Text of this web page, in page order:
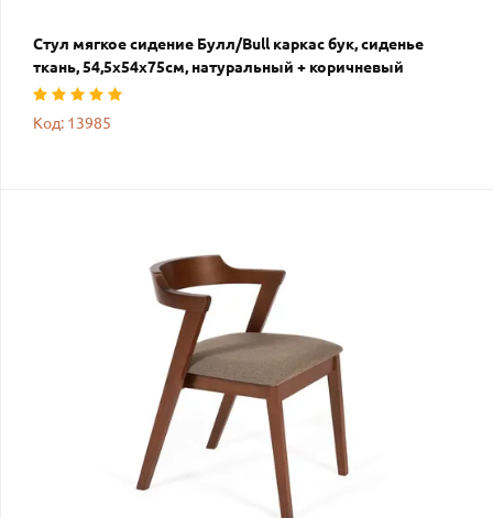
Стул мягкое сидение Булл/Bull каркас бук, сиденье
ткань, 54,5х54х75см, натуральный + коричневый
Код: 13985